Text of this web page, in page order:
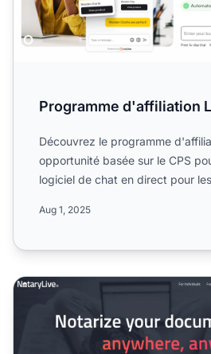
Programme d'affiliation
Découvrez le programme
opportunité basée sur le CPS
logiciel de chat en direct pour
Aug 1, 2025
Programme d'affiliation